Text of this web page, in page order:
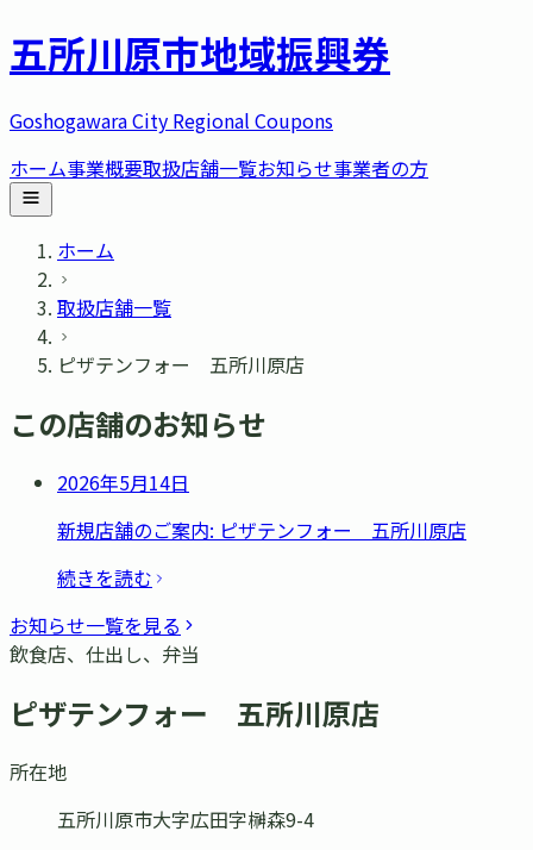
五所川原市地域振興券
Goshogawara City Regional Coupons
ホーム事業概要取扱店舗一覧お知らせ事業者の方
ホーム
取扱店舗一覧
ピザテンフォー 五所川原店
この店舗のお知らせ
2026年5月14日
新規店舗のご案内: ピザテンフォー 五所川原店
続きを読む
お知らせ一覧を見る
飲食店、仕出し、弁当
ピザテンフォー 五所川原店
所在地
五所川原市大字広田字榊森9-4